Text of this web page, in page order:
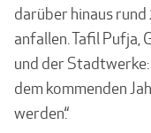
darüber hinaus
anfallen. Tafil Pufja,
und der Stadtwerke:
dem kommenden
werden.“